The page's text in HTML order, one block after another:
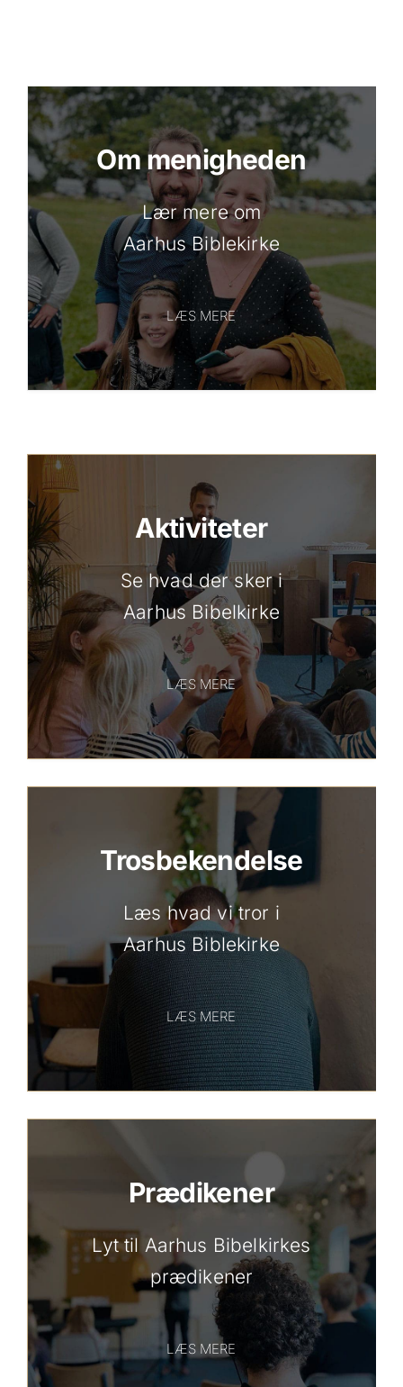
Om menigheden
Lær mere om
Aarhus Biblekirke
LÆS MERE
Aktiviteter
Se hvad der sker i
Aarhus Bibelkirke
LÆS MERE
Trosbekendelse
Læs hvad vi tror i
Aarhus Biblekirke
LÆS MERE
Prædikener
Lyt til Aarhus Bibelkirkes
prædikener
LÆS MERE